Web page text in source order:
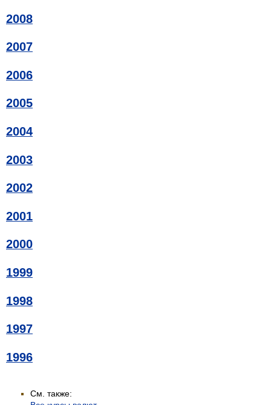
2008
2007
2006
2005
2004
2003
2002
2001
2000
1999
1998
1997
1996
См. также: